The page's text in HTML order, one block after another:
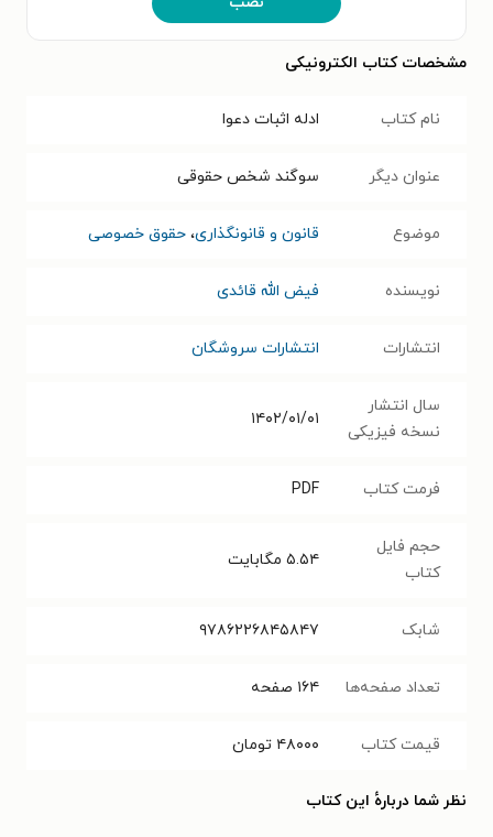
مشخصات کتاب الکترونیکی
نام کتاب ادله اثبات دعوا
عنوان دیگر سوگند شخص حقوقی
موضوع قانون و قانونگذاری، حقوق خصوصی
نویسنده فیض‌ الله قائدی
انتشارات انتشارات سروشگان
سال انتشار
نسخه فیزیکی
۱۴۰۲/۰۱/۰۱
فرمت کتاب PDF
حجم فایل
کتاب
۵.۵۴ مگابایت
شابک ۹۷۸۶۲۲۶۸۴۵۸۴۷
تعداد صفحه‌ها ۱۶۴ صفحه
قیمت کتاب ۴۸۰۰۰ تومان
نظر شما دربارهٔ این کتاب